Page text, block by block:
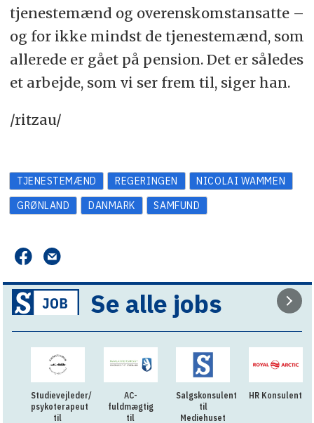
tjenestemænd og overenskomstansatte –
og for ikke mindst de tjenestemænd, som
allerede er gået på pension. Det er således
et arbejde, som vi ser frem til, siger han.
/ritzau/
TJENESTEMÆND REGERINGEN
NICOLAI WAMMEN
GRØNLAND
DANMARK SAMFUND
Se alle jobs
Studievejleder/
psykoterapeut
til
AC-
fuldmægtig
til
Salgskonsulent
til
Mediehuset
HR Konsulent